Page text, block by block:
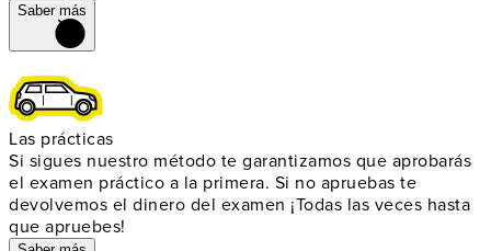
Saber más
Las prácticas
Si sigues nuestro método te garantizamos que aprobarás
el examen práctico a la primera. Si no apruebas te
devolvemos el dinero del examen ¡Todas las veces hasta
que apruebes!